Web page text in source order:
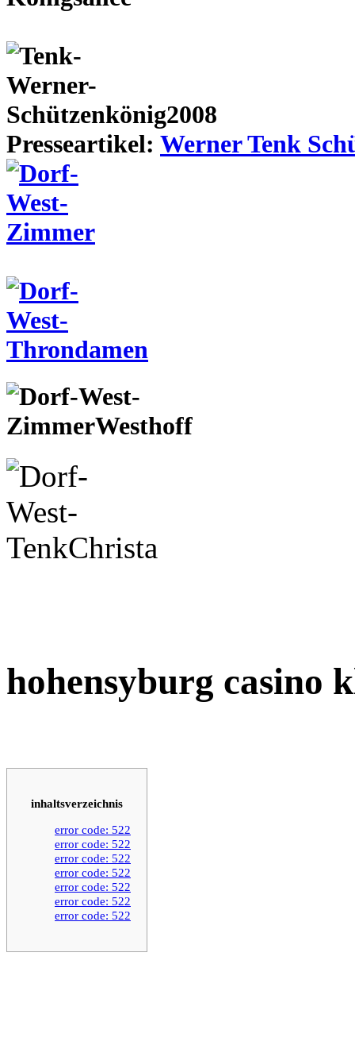
Presseartikel: Werner Tenk
hohensyburg casino
inhaltsverzeichnis
error code: 522
error code: 522
error code: 522
error code: 522
error code: 522
error code: 522
error code: 522